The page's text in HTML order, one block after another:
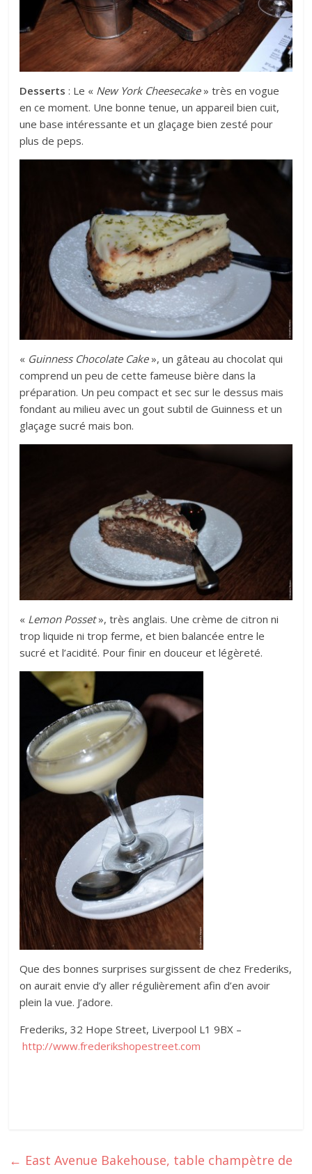
Desserts : Le « New York Cheesecake» très en vogue
en ce moment. Une bonne tenue, un appareil bien cuit,
une base intéressante et un glaçage bien zesté pour
plus de peps.
« Guinness Chocolate Cake», un gâteau au chocolat qui
comprend un peu de cette fameuse bière dans la
préparation. Un peu compact et sec sur le dessus mais
fondant au milieu avec un gout subtil de Guinness et un
glaçage sucré mais bon.
« Lemon Posset», très anglais. Une crème de citron ni
trop liquide ni trop ferme, et bien balancée entre le
sucré et l’acidité. Pour finir en douceur et légèreté.
Que des bonnes surprises surgissent de chez Frederiks,
on aurait envie d’y aller régulièrement afin d’en avoir
plein la vue. J’adore.
Frederiks, 32 Hope Street, Liverpool L1 9BX –
http://www.frederikshopestreet.com
← East Avenue Bakehouse, table champètre de